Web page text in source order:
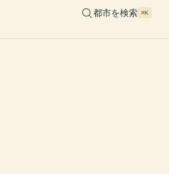
都市を検索 ⌘K